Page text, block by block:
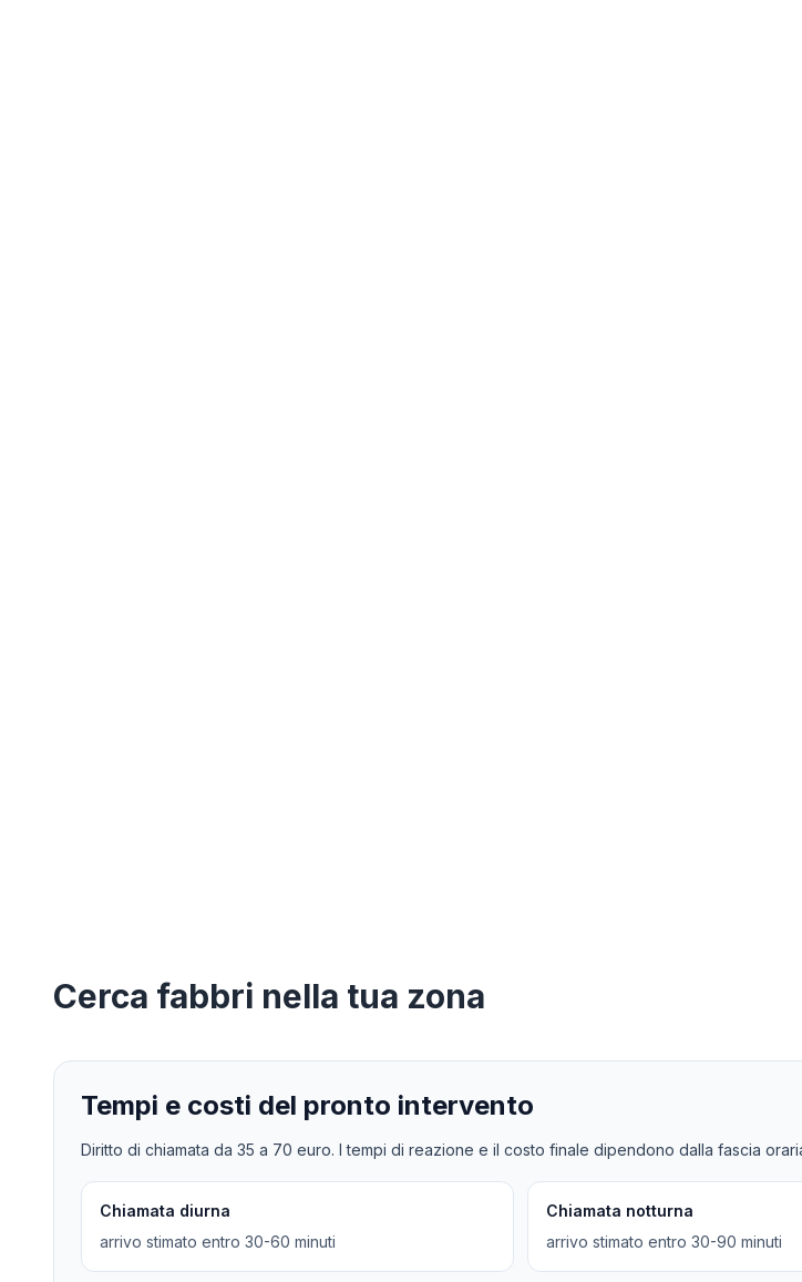
Cerca fabbri nella tua zona
Tempi e costi del pronto intervento
Diritto di chiamata da 35 a 70 euro. I tempi di reazione e il costo finale dipendono dalla fascia
Chiamata diurna
arrivo stimato entro 30-60 minuti
Chiamata notturna
arrivo stimato entro 30-90 minuti